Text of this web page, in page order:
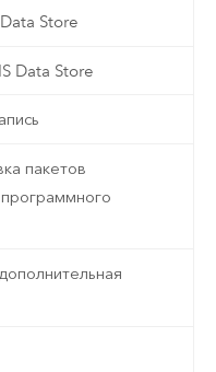
Store
Data Store
пакетов